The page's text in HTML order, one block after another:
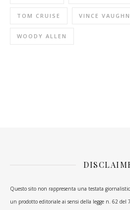
TOM CRUISE VINCE VAUGHN
WOODY ALLEN
Questo sito non rappresenta una testata
un prodotto editoriale ai sensi della legge n. 62 del